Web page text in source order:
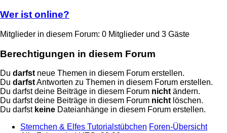
Wer ist online?
Mitglieder in diesem Forum: 0 Mitglieder und 3 Gäste
Berechtigungen in diesem Forum
Du darfstneue Themen in diesem Forum erstellen.
Du darfstAntworten zu Themen in diesem Forum erstellen.
Du darfst deine Beiträge in diesem Forum nichtändern.
Du darfst deine Beiträge in diesem Forum nichtlöschen.
Du darfst keine Dateianhänge in diesem Forum erstellen.
Sternchen & Elfes Tutorialstübchen Foren-Übersicht